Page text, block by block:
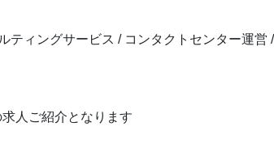
ィングサービス / コンタクトセンター運営
人ご紹介となります